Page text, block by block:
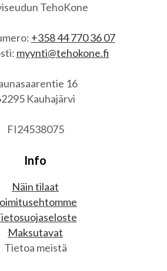
TehoKone
+358 44 770 36 07
myynti@tehokone.fi
16
Kauhajärvi
FI24538075
Info
Näin tilaat
Maksutavat
Tietoa meistä